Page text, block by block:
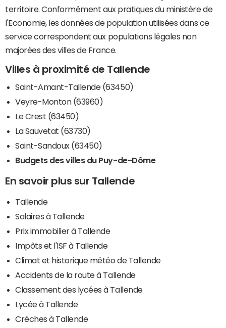
territoire. Conformément aux pratiques du ministère de
l'Economie, les données de population utilisées dans ce
service correspondent aux populations légales non
majorées des villes de France.
Villes à proximité de Tallende
Saint-Amant-Tallende (63450)
Veyre-Monton (63960)
Le Crest (63450)
La Sauvetat (63730)
Saint-Sandoux (63450)
Budgets des villes du Puy-de-Dôme
En savoir plus sur Tallende
Tallende
Salaires à Tallende
Prix immobilier à Tallende
Impôts et l'ISF à Tallende
Climat et historique météo de Tallende
Accidents de la route à Tallende
Classement des lycées à Tallende
Lycée à Tallende
Crèches à Tallende